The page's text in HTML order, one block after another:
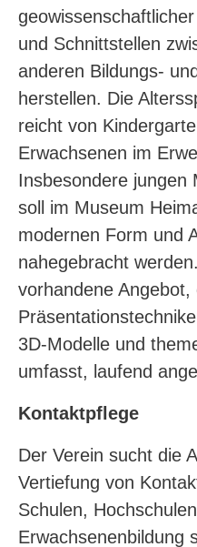
und Schnittstellen
anderen Bildungs-
herstellen. Die
reicht von
Erwachsenen im
Insbesondere jungen
soll im Museum
modernen Form und
nahegebracht
vorhandene
3D-Modelle und
umfasst, laufend
Kontaktpflege
Der Verein sucht die
Vertiefung von
Schulen,
Erwachsenenbildung